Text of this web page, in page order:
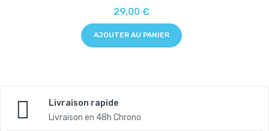
29,00 €
AJOUTER AU PANIER
Livraison rapide
Livraison en 48h Chrono